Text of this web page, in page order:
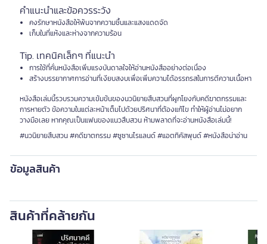
คำแนะนำและข้อควรระวัง
คงรักษาหนังสือให้พ้นจากความชื้นและแสงแดดจัด
เก็บในที่แห้งและห่างจากความร้อน
Tip. เทคนิคเล็กๆ ที่แนะนำ
การใช้ที่คั่นหนังสือเพิ่มแรงบันดาลใจให้อ่านหนังสืออย่างต่อเนื่อง
สร้างบรรยากาศการอ่านที่เงียบสงบเพื่อเพิ่มความได้อรรถรสในการตีความเนื้อหา
หนังสือเล่มนี้รวบรวมความเข้มข้นของนวนิยายสืบสวนที่ผูกโยงกับคดีฆาตกรรมและ
การหายตัว ข้อความในแต่ละหน้าเต็มไปด้วยปริศนาที่ต้องแก้ไข ทำให้ผู้อ่านไม่อยาก
วางมือเลย หากคุณเป็นแฟนของแนวสืบสวน ห้ามพลาดที่จะอ่านหนังสือเล่มนี้!
#นวนิยายสืบสวน #คดีฆาตกรรม #ซูซานไรแลนด์ #แอตทิคัสพุนด์ #หนังสือน่าอ่าน
ข้อมูลสินค้า
สินค้าที่คล้ายกัน